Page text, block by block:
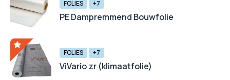
FOLIES +7
PE Dampremmend Bouwfolie
FOLIES +7
ViVario zr (klimaatfolie)